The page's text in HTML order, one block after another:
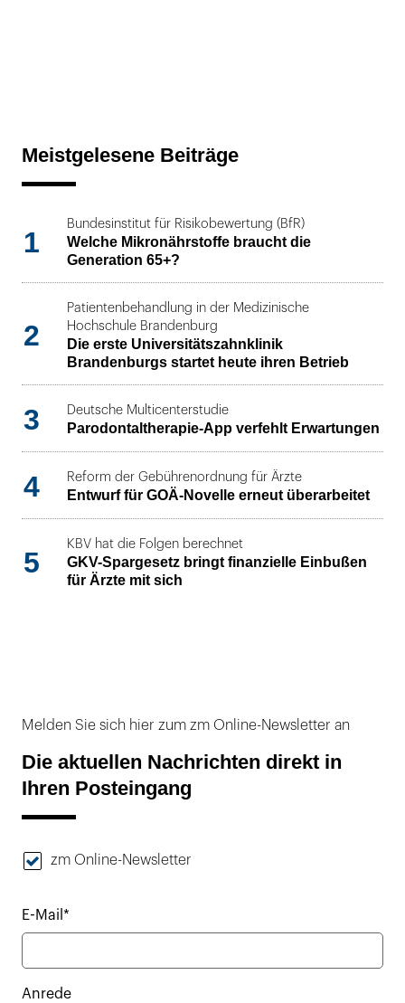
Meistgelesene Beiträge
1
Bundesinstitut für Risikobewertung (BfR)
Welche Mikronährstoffe braucht die
Generation 65+?
2
Patientenbehandlung in der Medizinische
Hochschule Brandenburg
Die erste Universitätszahnklinik
Brandenburgs startet heute ihren Betrieb
3 Deutsche Multicenterstudie
Parodontaltherapie-App verfehlt Erwartungen
4 Reform der Gebührenordnung für Ärzte
Entwurf für GOÄ-Novelle erneut überarbeitet
5
KBV hat die Folgen berechnet
GKV-Spargesetz bringt finanzielle Einbußen
für Ärzte mit sich
Melden Sie sich hier zum zm Online-Newsletter an
Die aktuellen Nachrichten direkt in
Ihren Posteingang
zm Online-Newsletter
E-Mail*
Anrede